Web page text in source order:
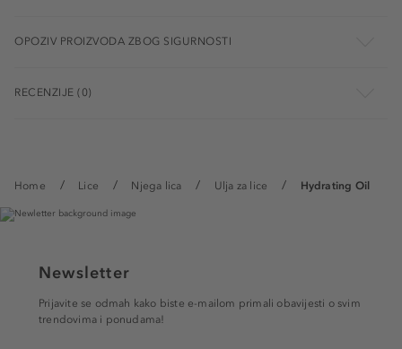
Home Lice Njega lica Ulja za lice Hydrating Oil
OPOZIV PROIZVODA ZBOG SIGURNOSTI
RECENZIJE (0)
Newsletter
Prijavite se odmah kako biste e-mailom primali obavijesti o svim
trendovima i ponudama!